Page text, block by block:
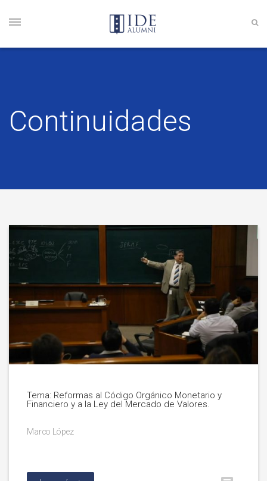
Continuidades
Tema: Reformas al Código Orgánico Monetario y
Financiero y a la Ley del Mercado de Valores.
Marco López